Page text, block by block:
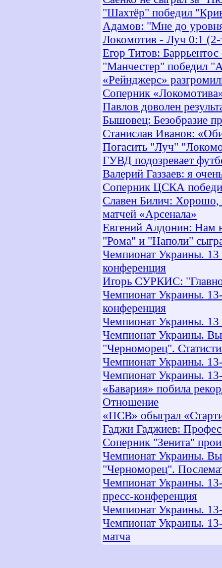
"Шахтёр" победил
Адамов: "Мне до
Локомотив - Луч 0:1
Егор Титов:
"Манчестер" победил
«Рейнджерс»
Соперник
Павлов доволен
Бышовец: Безобразие
Станислав Иванов:
Погасить "Луч"
ГУВД подозревает
Валерий Газзаев: я
Соперник ЦСКА
Славен Билич: Хорошо,
матчей «Арсенала»
Евгений Алдонин: Нам
"Рома" и "Наполи"
Чемпионат Украины. 13
конференция
Игорь СУРКИС:
Чемпионат Украины.
конференция
Чемпионат Украины. 13
Чемпионат Украины.
"Черноморец".
Чемпионат Украины.
Чемпионат Украины.
«Бавария» побила
Отношение
«ПСВ» обыграл
Гаджи Гаджиев:
Соперник "Зенита"
Чемпионат Украины.
"Черноморец".
Чемпионат Украины.
пресс-конференция
Чемпионат Украины.
Чемпионат Украины.
матча